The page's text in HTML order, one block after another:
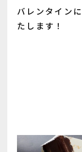
バレンタイン
たします！